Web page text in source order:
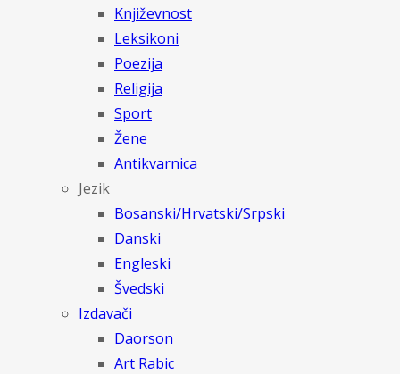
Književnost
Leksikoni
Poezija
Religija
Sport
Žene
Antikvarnica
Jezik
Bosanski/Hrvatski/Srpski
Danski
Engleski
Švedski
Izdavači
Daorson
Art Rabic